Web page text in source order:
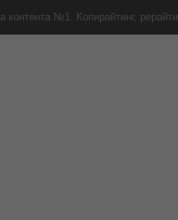
№1. Копирайтинг,